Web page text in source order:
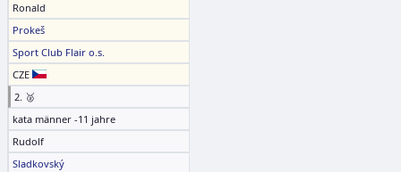
Ronald
Prokeš
Sport Club Flair o.s.
CZE
2. 🥈
kata männer -11 jahre
Rudolf
Sladkovský